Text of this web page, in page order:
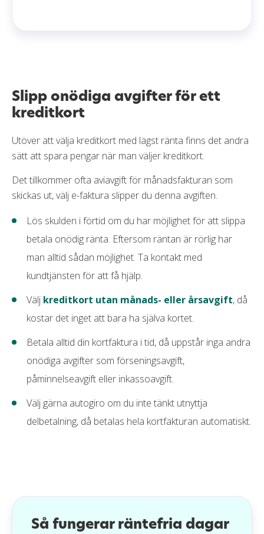
Slipp onödiga avgifter för ett
kreditkort
Utöver att välja kreditkort med lägst ränta finns det andra
sätt att spara pengar när man väljer kreditkort.
Det tillkommer ofta aviavgift för månadsfakturan som
skickas ut, välj e-faktura slipper du denna avgiften.
Lös skulden i förtid om du har möjlighet för att slippa
betala onödig ränta. Eftersom räntan är rörlig har
man alltid sådan möjlighet. Ta kontakt med
kundtjänsten för att få hjälp.
Välj kreditkort utan månads- eller årsavgift, då
kostar det inget att bara ha själva kortet.
Betala alltid din kortfaktura i tid, då uppstår inga andra
onödiga avgifter som förseningsavgift,
påminnelseavgift eller inkassoavgift.
Välj gärna autogiro om du inte tänkt utnyttja
delbetalning, då betalas hela kortfakturan automatiskt.
Så fungerar räntefria dagar